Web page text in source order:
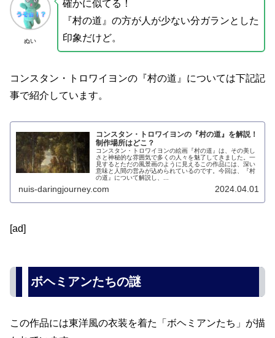
ぬい
確かに似てる！
『村の道』の方が人が少ない分ガランとした
印象だけど。
コンスタン・トロワイヨンの『村の道』については下記記
事で紹介しています。
コンスタン・トロワイヨンの『村の道』を解説！
制作場所はどこ？
コンスタン・トロワイヨンの絵画『村の道』は、その美し
さと神秘的な雰囲気で多くの人々を魅了してきました。一
見するとただの風景画のように見えるこの作品には、深い
意味と人間の営みが込められているのです。今回は、『村
の道』について解説し、...
nuis-daringjourney.com 2024.04.01
[ad]
ボヘミアンたちの謎
この作品には東洋風の衣装を着た「ボヘミアンたち」が描